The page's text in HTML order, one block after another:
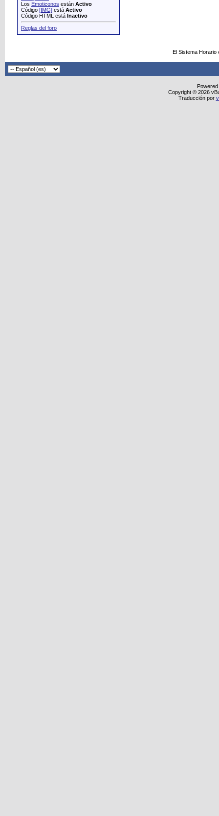
Los Emoticonos están Activo
Código [IMG] está Activo
Código HTML está Inactivo
Reglas del foro
El Sistema
Copyright © 2026
Traducción por